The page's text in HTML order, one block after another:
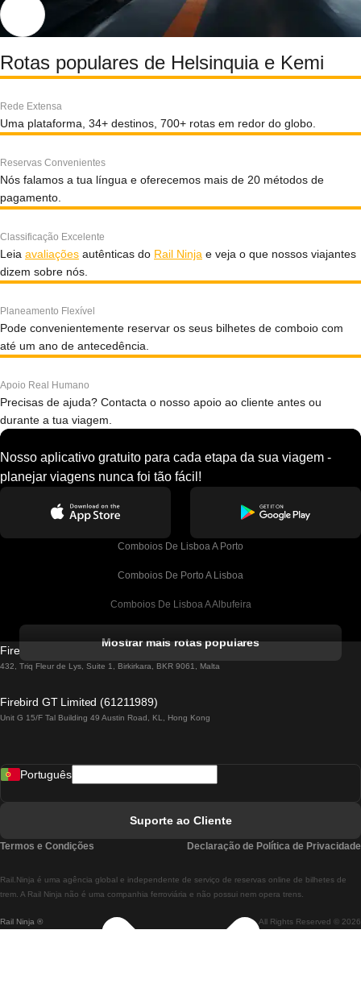
Rotas populares de Helsinquia e Kemi
Rede Extensa
Uma plataforma, 34+ destinos, 700+ rotas em redor do globo.
Reservas Convenientes
Nós falamos a tua língua e oferecemos mais de 20 métodos de
pagamento.
Classificação Excelente
Leia avaliações autênticas do Rail Ninja e veja o que nossos viajantes
dizem sobre nós.
Planeamento Flexível
Pode convenientemente reservar os seus bilhetes de comboio com
até um ano de antecedência.
Apoio Real Humano
Precisas de ajuda? Contacta o nosso apoio ao cliente antes ou
durante a tua viagem.
Nosso aplicativo gratuito para cada etapa da sua viagem -
planejar viagens nunca foi tão fácil!
Comboios De Lisboa A Porto
Comboios De Porto A Lisboa
Comboios De Lisboa A Albufeira
Comboios De Lisboa A Lagos
Comboios De Lisboa A Madrid
Comboios De Lisboa A Braga
Comboios De Braga A Lisboa
Mostrar mais rotas populares
Firebird GT Limited (OC 1451)
432, Triq Fleur de Lys, Suite 1, Birkirkara, BKR 9061, Malta
Firebird GT Limited (61211989)
Unit G 15/F Tal Building 49 Austin Road, KL, Hong Kong
Rail Ninja ® All Rights Reserved © 2026
Rail.Ninja é uma agência global e independente de serviço de reservas online de bilhetes de
trem. A Rail Ninja não é uma companhia ferroviária e não possui nem opera trens.
Português
Suporte ao Cliente
Termos e Condições Declaração de Política de Privacidade